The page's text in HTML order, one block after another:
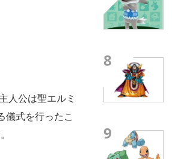
人公は聖エルミ
儀式を行ったこ
8
9